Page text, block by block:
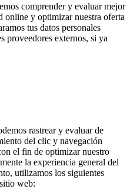
comprender y evaluar mejor
online y optimizar nuestra oferta
tus datos personales
proveedores externos, si ya
rastrear y evaluar de
del clic y navegación
el fin de optimizar nuestro
la experiencia general del
utilizamos los siguientes
web: